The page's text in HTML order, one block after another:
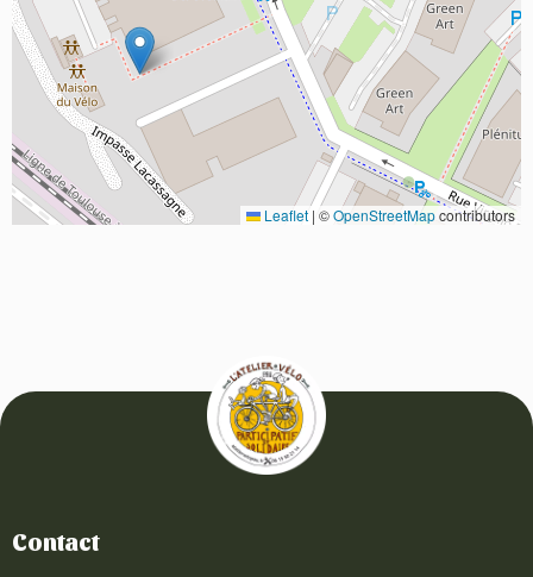
Leaflet | ©OpenStreetMapcontributors
Contact